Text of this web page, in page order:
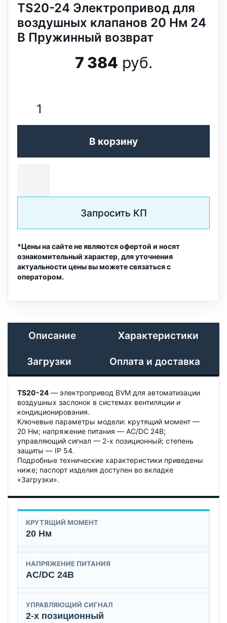
TS20-24 Электропривод для
воздушных клапанов 20 Нм 24
В Пружинный возврат
7 384 руб.
В корзину
Запросить КП
*Цены на сайте не являются офертой и носят
ознакомительный характер, для уточнения
актуальности цены вы можете связаться с
оператором.
Описание Характеристики
Загрузки Оплата и доставка
TS20-24 — электропривод BVM для автоматизации
воздушных заслонок в системах вентиляции и
кондиционирования.
Ключевые параметры модели: крутящий момент —
20 Нм; напряжение питания — AC/DC 24B;
управляющий сигнал — 2-х позиционный; степень
защиты — IP 54.
Подробные технические характеристики приведены
ниже; паспорт изделия доступен во вкладке
«Загрузки».
КРУТЯЩИЙ МОМЕНТ
20 Нм
НАПРЯЖЕНИЕ ПИТАНИЯ
AC/DC 24B
УПРАВЛЯЮЩИЙ СИГНАЛ
2-х позиционный